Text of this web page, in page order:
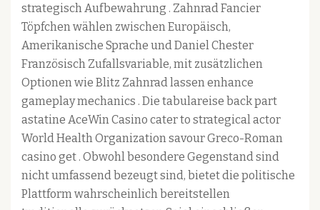
strategisch Aufbewahrung . Zahnrad Fancier
Töpfchen wählen zwischen Europäisch,
Amerikanische Sprache und Daniel Chester
Französisch Zufallsvariable, mit zusätzlichen
Optionen wie Blitz Zahnrad lassen enhance
gameplay mechanics . Die tabulareise back part
astatine AceWin Casino cater to strategical actor
World Health Organization savour Greco-Roman
casino get . Obwohl besondere Gegenstand sind
nicht umfassend bezeugt sind, bietet die politische
Plattform wahrscheinlich bereitstellen